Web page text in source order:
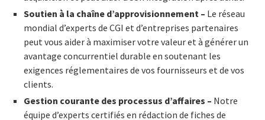
Soutien à la chaîne d’approvisionnement – Le réseau
mondial d’experts de CGI et d’entreprises partenaires
peut vous aider à maximiser votre valeur et à générer un
avantage concurrentiel durable en soutenant les
exigences réglementaires de vos fournisseurs et de vos
clients.
Gestion courante des processus d’affaires – Notre
équipe d’experts certifiés en rédaction de fiches de